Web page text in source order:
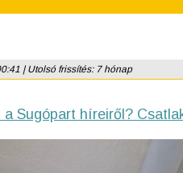
| Utolsó frissítés: 7 hónap
Sugópart híreiről?